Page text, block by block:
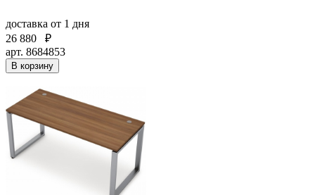
доставка от 1 дня
26 880
₽
арт. 8684853
В корзину